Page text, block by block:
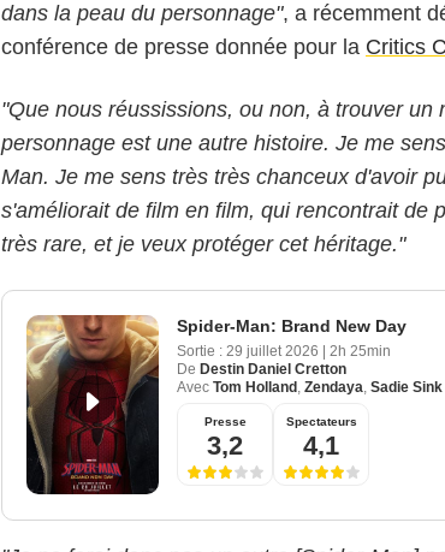
dans la peau du personnage", a récemment
conférence de presse donnée pour la Critics
"Que nous réussissions, ou non, à trouver un
personnage est une autre histoire. Je me
Man. Je me sens très très chanceux d'avoir
s'améliorait de film en film, qui rencontrait de
très rare, et je veux protéger cet héritage."
Spider-Man: Brand New Day
Sortie : 29 juillet 2026
2h 25min
De Destin Daniel Cretton
Avec Tom Holland , Zendaya, Sadie Sink
Presse
3,2
Spectateurs
4,1